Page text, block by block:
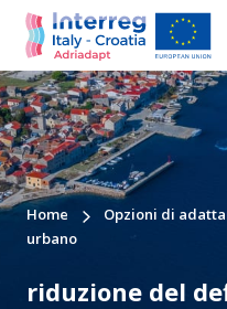
Home Opzioni di
urbano
riduzione del